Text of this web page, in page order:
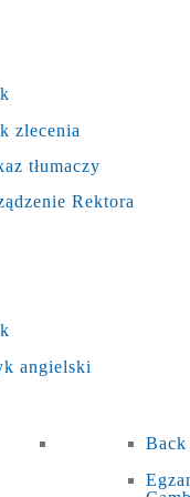
zlecenia
tłumaczy
Rektora
angielski
Back